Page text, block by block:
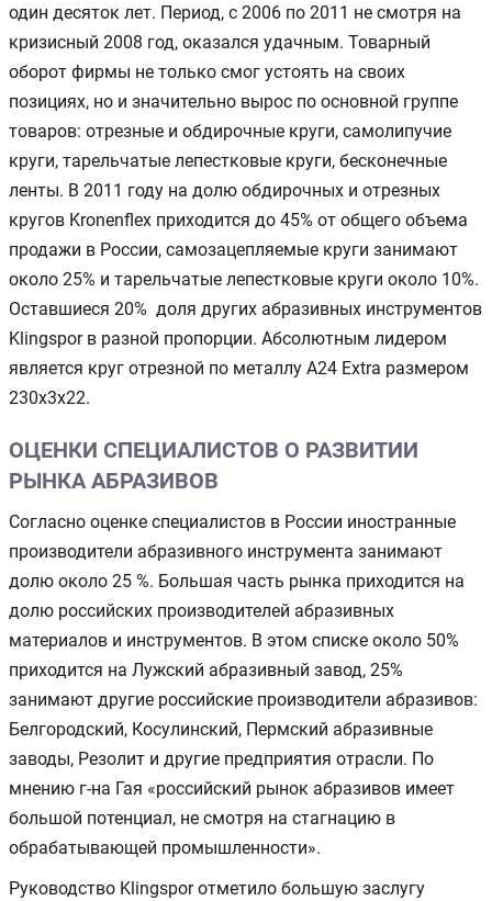
один десяток лет. Период, с 2006 по 2011 не смотря на
кризисный 2008 год, оказался удачным. Товарный
оборот фирмы не только смог устоять на своих
позициях, но и значительно вырос по основной группе
товаров: отрезные и обдирочные круги, самолипучие
круги, тарельчатые лепестковые круги, бесконечные
ленты. В 2011 году на долю обдирочных и отрезных
кругов Kronenflex приходится до 45% от общего объема
продажи в России, самозацепляемые круги занимают
около 25% и тарельчатые лепестковые круги около 10%.
Оставшиеся 20% доля других абразивных инструментов
Klingspor в разной пропорции. Абсолютным лидером
является круг отрезной по металлу A24 Extra размером
230х3х22.
ОЦЕНКИ СПЕЦИАЛИСТОВ О РАЗВИТИИ
РЫНКА АБРАЗИВОВ
Согласно оценке специалистов в России иностранные
производители абразивного инструмента занимают
долю около 25 %. Большая часть рынка приходится на
долю российских производителей абразивных
материалов и инструментов. В этом списке около 50%
приходится на Лужский абразивный завод, 25%
занимают другие российские производители абразивов:
Белгородский, Косулинский, Пермский абразивные
заводы, Резолит и другие предприятия отрасли. По
мнению г-на Гая «российский рынок абразивов имеет
большой потенциал, не смотря на стагнацию в
обрабатывающей промышленности».
Руководство Klingspor отметило большую заслугу